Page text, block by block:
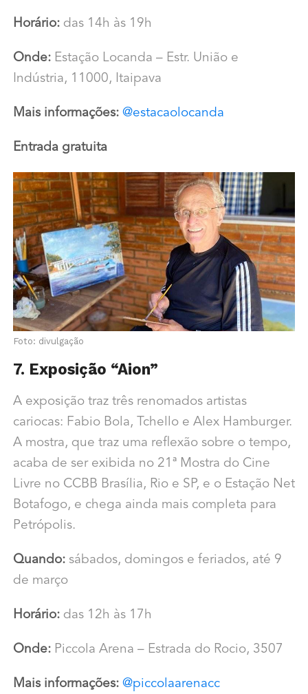
Horário:das 14h às 19h
Onde:Estação Locanda – Estr. União e
Indústria, 11000, Itaipava
Mais informações: @estacaolocanda
Entrada gratuita
Foto: divulgação
7. Exposição “Aion”
A exposição traz três renomados artistas
cariocas: Fabio Bola, Tchello e Alex Hamburger.
A mostra, que traz uma reflexão sobre o tempo,
acaba de ser exibida no 21ª Mostra do Cine
Livre no CCBB Brasília, Rio e SP, e o Estação Net
Botafogo, e chega ainda mais completa para
Petrópolis.
Quando:sábados, domingos e feriados, até 9
de março
Horário:das 12h às 17h
Onde:Piccola Arena – Estrada do Rocio, 3507
Mais informações: @piccolaarenacc